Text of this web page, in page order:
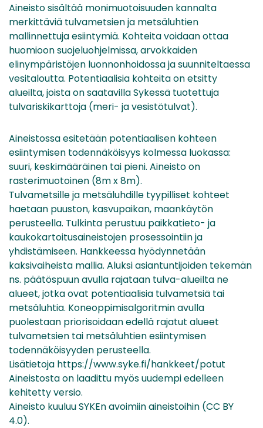
Aineisto sisältää monimuotoisuuden kannalta
merkittäviä tulvametsien ja metsäluhtien
mallinnettuja esiintymiä. Kohteita voidaan ottaa
huomioon suojeluohjelmissa, arvokkaiden
elinympäristöjen luonnonhoidossa ja suunniteltaessa
vesitaloutta. Potentiaalisia kohteita on etsitty
alueilta, joista on saatavilla Sykessä tuotettuja
tulvariskikarttoja (meri- ja vesistötulvat).
Aineistossa esitetään potentiaalisen kohteen
esiintymisen todennäköisyys kolmessa luokassa:
suuri, keskimääräinen tai pieni. Aineisto on
rasterimuotoinen (8m x 8m).
Tulvametsille ja metsäluhdille tyypilliset kohteet
haetaan puuston, kasvupaikan, maankäytön
perusteella. Tulkinta perustuu paikkatieto- ja
kaukokartoitusaineistojen prosessointiin ja
yhdistämiseen. Hankkeessa hyödynnetään
kaksivaiheista mallia. Aluksi asiantuntijoiden tekemän
ns. päätöspuun avulla rajataan tulva-alueilta ne
alueet, jotka ovat potentiaalisia tulvametsiä tai
metsäluhtia. Koneoppimisalgoritmin avulla
puolestaan priorisoidaan edellä rajatut alueet
tulvametsien tai metsäluhtien esiintymisen
todennäköisyyden perusteella.
Lisätietoja https://www.syke.fi/hankkeet/potut
Aineistosta on laadittu myös uudempi edelleen
kehitetty versio.
Aineisto kuuluu SYKEn avoimiin aineistoihin (CC BY
4.0).